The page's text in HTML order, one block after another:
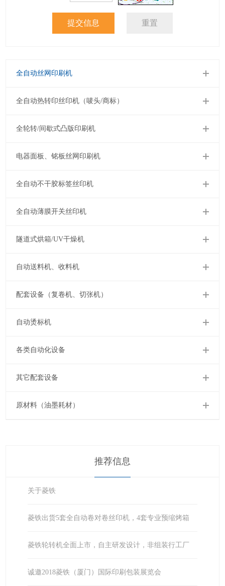
全自动丝网印刷机
全自动热转印丝印机（唛头/商标）
全轮转/间歇式凸版印刷机
电器面板、铭板丝网印刷机
全自动不干胶标签丝印机
全自动薄膜开关丝印机
隧道式烘箱/UV干燥机
自动送料机、收料机
配套设备（复卷机、切张机）
自动烫标机
各类自动化设备
其它配套设备
原材料（油墨耗材）
推荐信息
关于菱铁
菱铁出货5套全自动卷对卷丝印机，4套专业预缩烤箱
菱铁轮转机全面上市，自主研发设计，非组装行工厂
诚邀2018菱铁（厦门）国际印刷包装展览会